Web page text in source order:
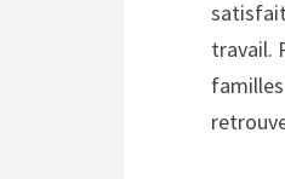
travail.